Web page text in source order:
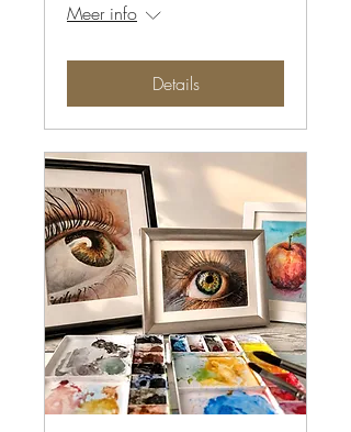
Meer info
Details